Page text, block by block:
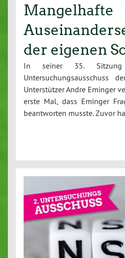
Mangelhafte
der eigenen
In seiner 35.
Untersuchungsausschuss
Unterstützer Andre Eminger
erste Mal, dass Eminger
beantworten musste. Zuvor